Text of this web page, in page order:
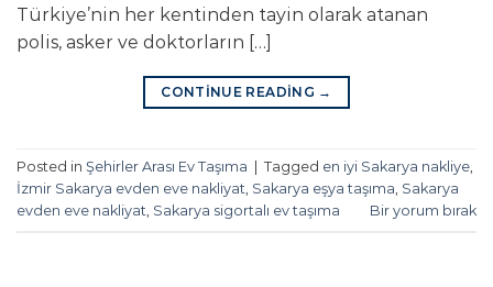
Türkiye’nin her kentinden tayin olarak atanan
polis, asker ve doktorların […]
CONTINUE READING →
Posted in Şehirler Arası Ev Taşıma Tagged en iyi Sakarya nakliye
İzmir Sakarya evden eve nakliyat Sakarya eşya taşıma Sakarya
evden eve nakliyat Sakarya sigortalı ev taşıma Bir yorum bırak